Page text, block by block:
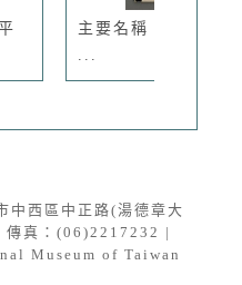
主要名稱：Dream
...
中西區中正路(湯德章大
真：(06)2217232 |
Museum of Taiwan